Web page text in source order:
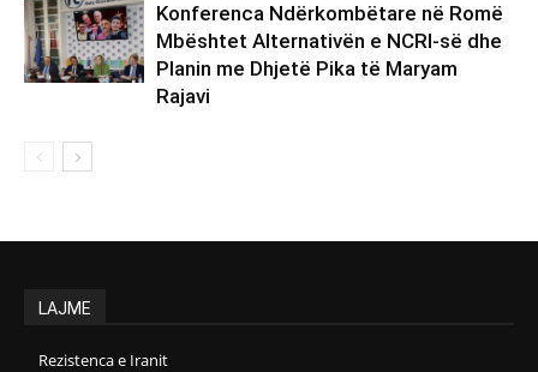
Konferenca Ndërkombëtare në Romë
Mbështet Alternativën e NCRI-së dhe
Planin me Dhjetë Pika të Maryam
Rajavi
LAJME
Rezistenca e Iranit